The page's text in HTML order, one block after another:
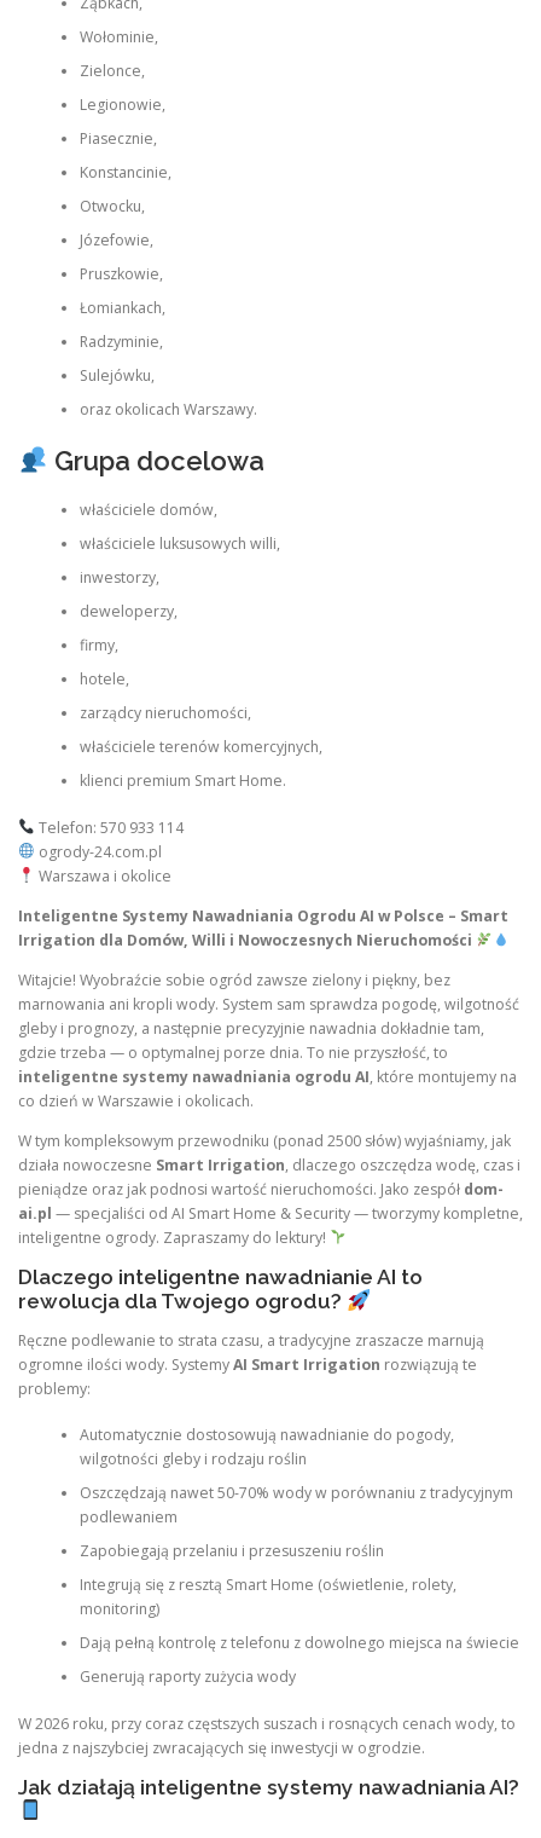
Wołominie,
Zielonce,
Legionowie,
Piasecznie,
Konstancinie,
Otwocku,
Józefowie,
Pruszkowie,
Łomiankach,
Radzyminie,
Sulejówku,
oraz okolicach Warszawy.
Grupa docelowa
właściciele domów,
właściciele luksusowych willi,
inwestorzy,
deweloperzy,
firmy,
hotele,
zarządcy nieruchomości,
właściciele terenów komercyjnych,
klienci premium Smart Home.
Telefon: 570 933 114
ogrody-24.com.pl
Warszawa i okolice
Inteligentne Systemy Nawadniania Ogrodu AI w Polsce – Smart
Irrigation dla Domów, Willi i Nowoczesnych Nieruchomości
Witajcie! Wyobraźcie sobie ogród zawsze zielony i piękny, bez
marnowania ani kropli wody. System sam sprawdza pogodę, wilgotność
gleby i prognozy, a następnie precyzyjnie nawadnia dokładnie tam,
gdzie trzeba — o optymalnej porze dnia. To nie przyszłość, to
inteligentne systemy nawadniania ogrodu AI, które montujemy na
co dzień w Warszawie i okolicach.
W tym kompleksowym przewodniku (ponad 2500 słów) wyjaśniamy, jak
działa nowoczesne Smart Irrigation, dlaczego oszczędza wodę, czas i
pieniądze oraz jak podnosi wartość nieruchomości. Jako zespół dom-
ai.pl — specjaliści od AI Smart Home & Security — tworzymy kompletne,
inteligentne ogrody. Zapraszamy do lektury!
Dlaczego inteligentne nawadnianie AI to
rewolucja dla Twojego ogrodu?
Ręczne podlewanie to strata czasu, a tradycyjne zraszacze marnują
ogromne ilości wody. SystemyAI Smart Irrigation rozwiązują te
problemy:
Automatycznie dostosowują nawadnianie do pogody,
wilgotności gleby i rodzaju roślin
Oszczędzają nawet 50-70% wody w porównaniu z tradycyjnym
podlewaniem
Zapobiegają przelaniu i przesuszeniu roślin
Integrują się z resztą Smart Home (oświetlenie, rolety,
monitoring)
Dają pełną kontrolę z telefonu z dowolnego miejsca na świecie
Generują raporty zużycia wody
W 2026 roku, przy coraz częstszych suszach i rosnących cenach wody, to
jedna z najszybciej zwracających się inwestycji w ogrodzie.
Jak działają inteligentne systemy nawadniania AI?